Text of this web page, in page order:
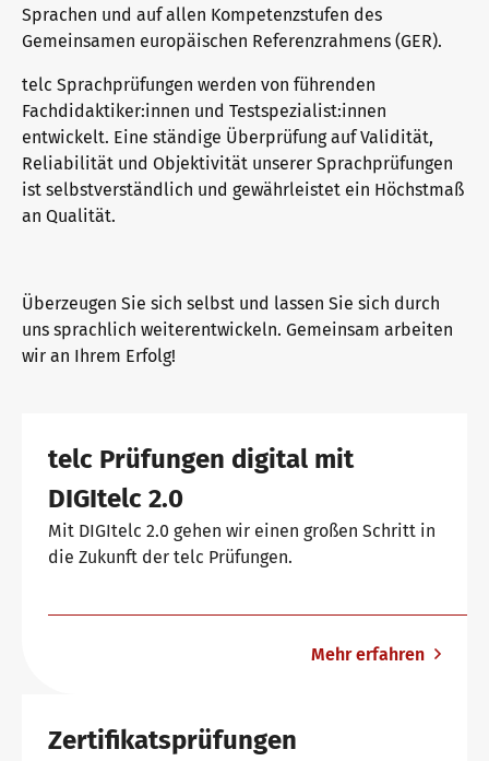
Warum telc Zertifikate?
Deutsch Test für den Beruf
Sprachprüfungen: Support & FAQ
Trainingsangebote
Sprachen und auf allen Kompetenzstufen des
Gemeinsamen europäischen Referenzrahmens (GER).
telc Sprachprüfungen werden von führenden
Fachdidaktiker:innen und Testspezialist:innen
entwickelt. Eine ständige Überprüfung auf Validität,
Reliabilität und Objektivität unserer Sprachprüfungen
ist selbstverständlich und gewährleistet ein Höchstmaß
an Qualität.
Überzeugen Sie sich selbst und lassen Sie sich durch
uns sprachlich weiterentwickeln. Gemeinsam arbeiten
wir an Ihrem Erfolg!
telc Prüfungen digital mit
DIGItelc 2.0
Mit DIGItelc 2.0 gehen wir einen großen Schritt in
die Zukunft der telc Prüfungen.
Mehr erfahren
Zertifikatsprüfungen